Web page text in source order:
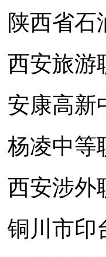
陕西省石
西安旅游
安康高新
杨凌中等
西安涉外
铜川市印